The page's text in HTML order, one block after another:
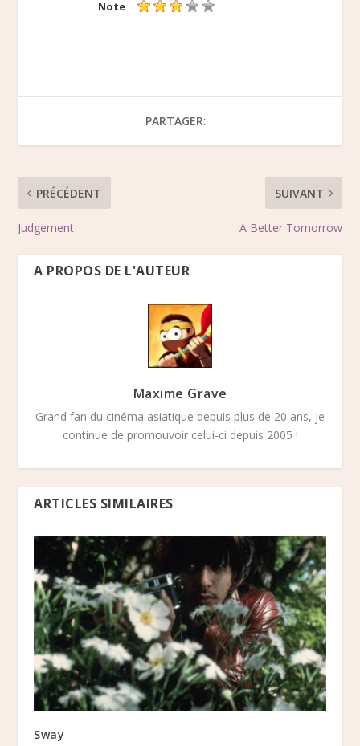
Note
PARTAGER:
PRÉCÉDENT
Judgement
SUIVANT
A Better Tomorrow
A PROPOS DE L'AUTEUR
Maxime Grave
Grand fan du cinéma asiatique depuis plus de 20 ans, je
continue de promouvoir celui-ci depuis 2005 !
ARTICLES SIMILAIRES
Sway